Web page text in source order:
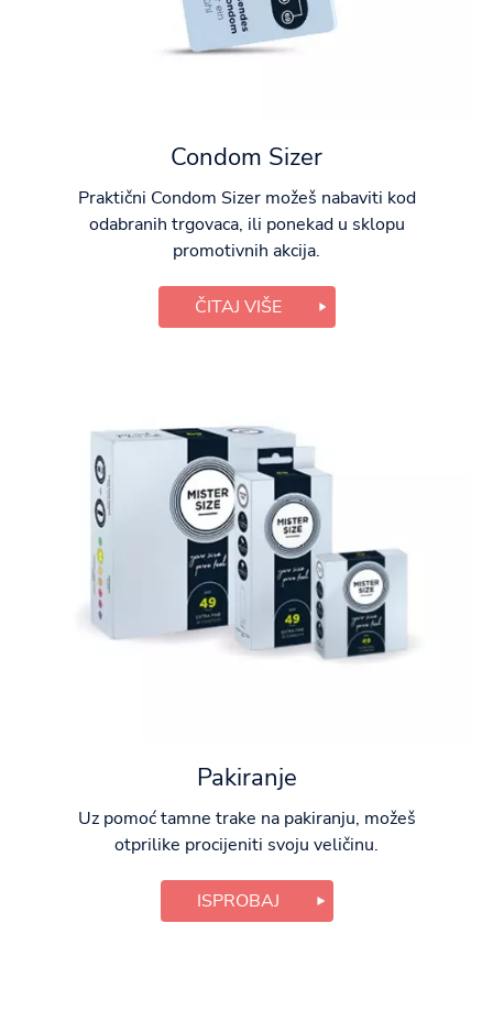
Condom Sizer
Praktični Condom Sizer možeš nabaviti kod
odabranih trgovaca, ili ponekad u sklopu
promotivnih akcija.
ČITAJ VIŠE
Pakiranje
Uz pomoć tamne trake na pakiranju, možeš
otprilike procijeniti svoju veličinu.
ISPROBAJ